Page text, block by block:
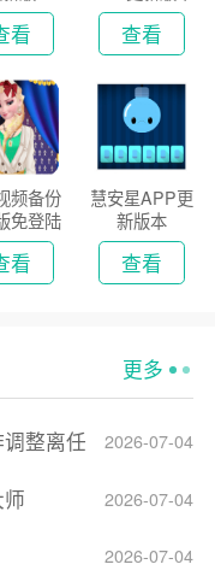
看
2026
查看
频备份
免登陆
版
看
慧安星APP更
新版本
查看
更多
2026-07-04
整离任
2026-07-04
2026-07-04